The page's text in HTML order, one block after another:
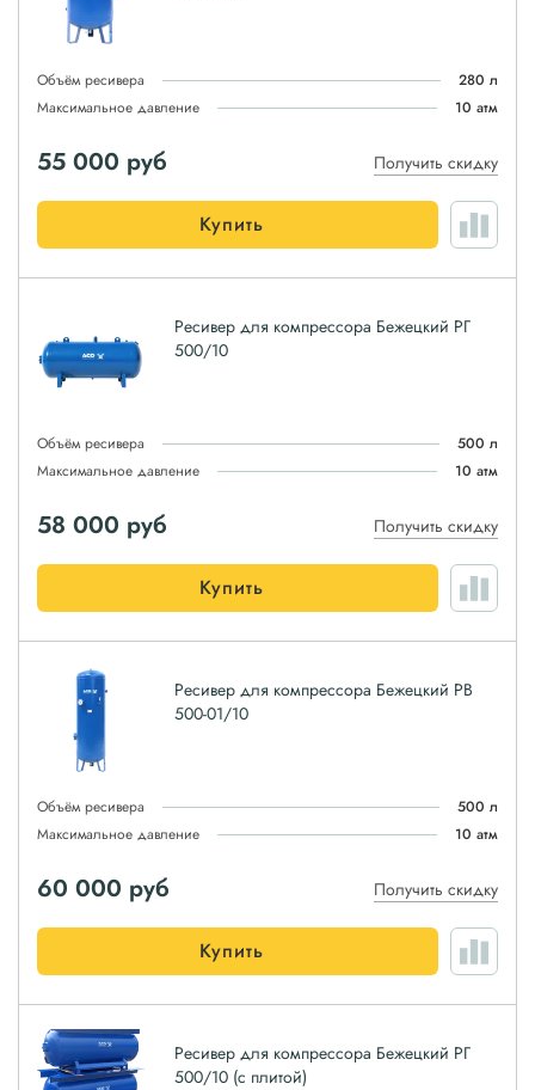
Объём ресивера
280 л
Максимальное давление
10 атм
55 000 руб Получить скидку
Купить
Ресивер для компрессора Бежецкий РГ
500/10
Объём ресивера
500 л
Максимальное давление
10 атм
58 000 руб Получить скидку
Купить
Ресивер для компрессора Бежецкий РВ
500-01/10
Объём ресивера
500 л
Максимальное давление
10 атм
60 000 руб Получить скидку
Купить
Ресивер для компрессора Бежецкий РГ
500/10 (с плитой)